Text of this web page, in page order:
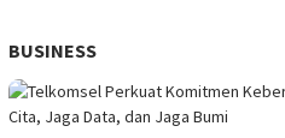
BUSINESS